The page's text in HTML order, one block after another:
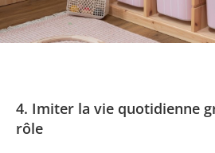
4. Imiter la vie quotidienne
rôle